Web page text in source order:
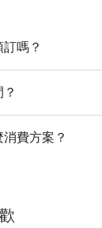
茶 二人用】
選時段、日子而定
嗎？
費方案？